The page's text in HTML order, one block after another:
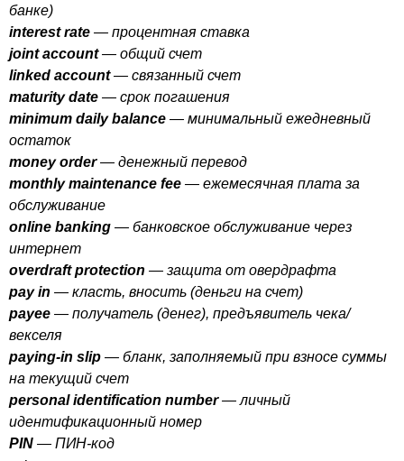
банке)
interest rate — процентная ставка
joint account— общий счет
linked account— связанный счет
maturity date — срок погашения
minimum daily balance — минимальный ежедневный
остаток
money order — денежный перевод
monthly maintenance fee — ежемесячная плата за
обслуживание
online banking — банковское обслуживание через
интернет
overdraft protection — защита от овердрафта
pay in — класть, вносить (деньги на счет)
payee — получатель (денег), предъявитель чека/
векселя
paying-in slip — бланк, заполняемый при взносе суммы
на текущий счет
personal identification number— личный
идентификационный номер
PIN — ПИН-код